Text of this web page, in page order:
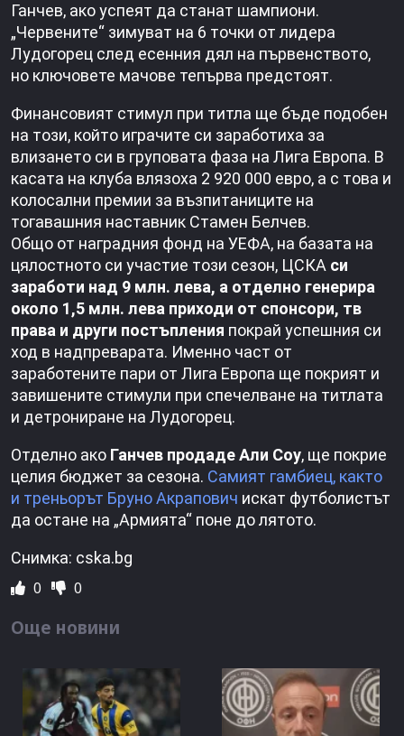
Ганчев, ако успеят да станат шампиони.
„Червените“ зимуват на 6 точки от лидера
Лудогорец след есенния дял на първенството,
но ключовете мачове тепърва предстоят.
Финансовият стимул при титла ще бъде подобен
на този, който играчите си заработиха за
влизането си в груповата фаза на Лига Европа. В
касата на клуба влязоха 2 920 000 евро, а с това и
колосални премии за възпитаниците на
тогавашния наставник Стамен Белчев.
Общо от наградния фонд на УЕФА, на базата на
цялостното си участие този сезон, ЦСКА си
заработи над 9 млн. лева, а отделно генерира
около 1,5 млн. лева приходи от спонсори, тв
права и други постъпления покрай успешния си
ход в надпреварата. Именно част от
заработените пари от Лига Европа ще покрият и
завишените стимули при спечелване на титлата
и детрониране на Лудогорец.
Отделно ако Ганчев продаде Али Соу, ще покрие
целия бюджет за сезона. Самият гамбиец, както
и треньорът Бруно Акрапович искат футболистът
да остане на „Армията“ поне до лятото.
Снимка: cska.bg
0 0
Още новини